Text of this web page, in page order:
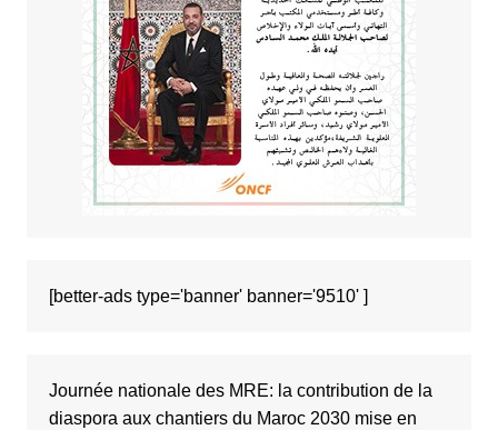
[better-ads type='banner' banner='9510' ]
Journée nationale des MRE: la contribution de la
diaspora aux chantiers du Maroc 2030 mise en